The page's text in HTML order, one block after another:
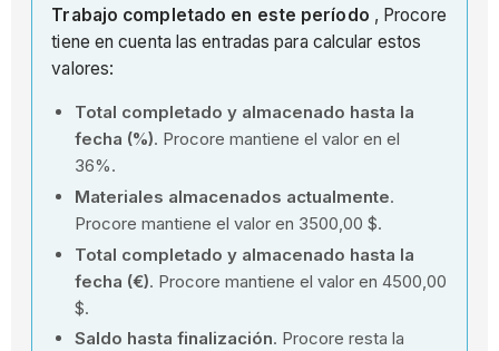
Trabajo completado en este período , Procore
tiene en cuenta las entradas para calcular estos
valores:
Total completado y almacenado hasta la
fecha (%). Procore mantiene el valor en el
36%.
Materiales almacenados actualmente.
Procore mantiene el valor en 3500,00 $.
Total completado y almacenado hasta la
fecha (€). Procore mantiene el valor en 4500,00
$.
Saldo hasta finalización. Procore resta la